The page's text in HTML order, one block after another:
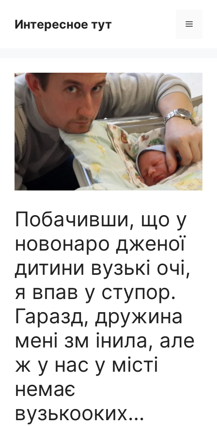
contentИнтересное тут Menu
Побачивши, що у
новонаро дженої
дитини вузькі очі,
я впав у ступор.
Гаразд, дружина
мені зм інила, але
ж у нас у місті
немає
вузькооких…